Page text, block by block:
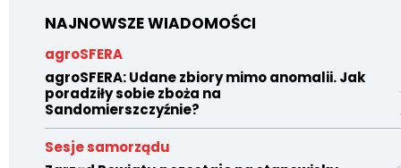
NAJNOWSZE WIADOMOŚCI
agroSFERA
agroSFERA: Udane zbiory mimo anomalii. Jak
poradziły sobie zboża na
Sandomierszczyźnie?
Sesje samorządu